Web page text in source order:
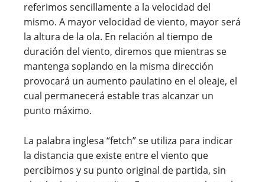
referimos sencillamente a la velocidad del
mismo. A mayor velocidad de viento, mayor será
la altura de la ola. En relación al tiempo de
duración del viento, diremos que mientras se
mantenga soplando en la misma dirección
provocará un aumento paulatino en el oleaje, el
cual permanecerá estable tras alcanzar un
punto máximo.
La palabra inglesa “fetch” se utiliza para indicar
la distancia que existe entre el viento que
percibimos y su punto original de partida, sin